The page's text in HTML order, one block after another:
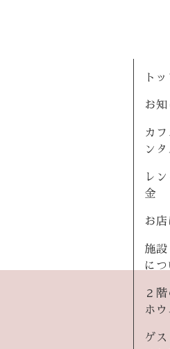
ト
お
カ
ン
レ
金
お
施
につ
２
ホ
ゲ